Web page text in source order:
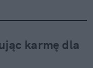
karmę dla